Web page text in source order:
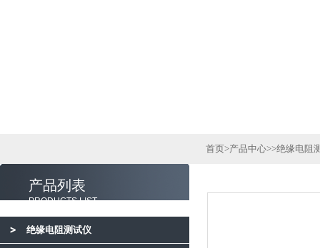
产品列表
PRODUCTS LIST
绝缘电阻测试仪
首页>产品中心>>绝缘电阻